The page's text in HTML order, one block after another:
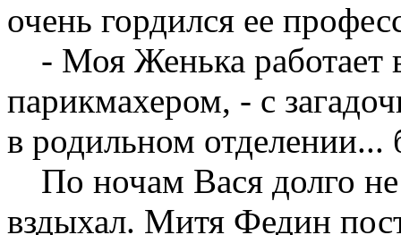
очень гордился ее
- Моя Женька работает
парикмахером, - с
в родильном
По ночам Вася долго
вздыхал. Митя Федин